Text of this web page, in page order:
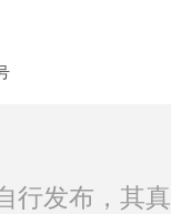
行发布，其